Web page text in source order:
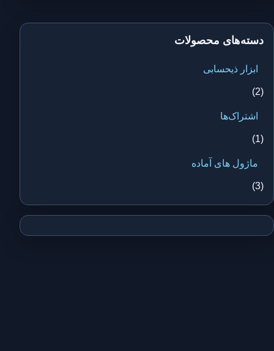
دسته‌های محصولات
ابزار ذیحسابی
(2)
اشتراک‌ها
(1)
ماژول های آماده
(3)